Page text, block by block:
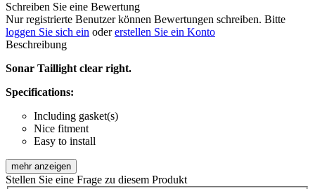
Schreiben Sie eine Bewertung
Nur registrierte Benutzer können Bewertungen schreiben. Bitte
loggen Sie sich ein odererstellen Sie ein Konto
Beschreibung
Sonar Taillight clear right.
Specifications:
Including gasket(s)
Nice fitment
Easy to install
mehr anzeigen
Stellen Sie eine Frage zu diesem Produkt